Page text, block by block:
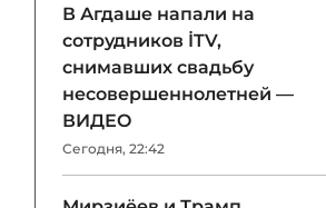
В Агдаше напали на
сотрудников İTV,
снимавших свадьбу
несовершеннолетней —
ВИДЕО
Сегодня, 22:42